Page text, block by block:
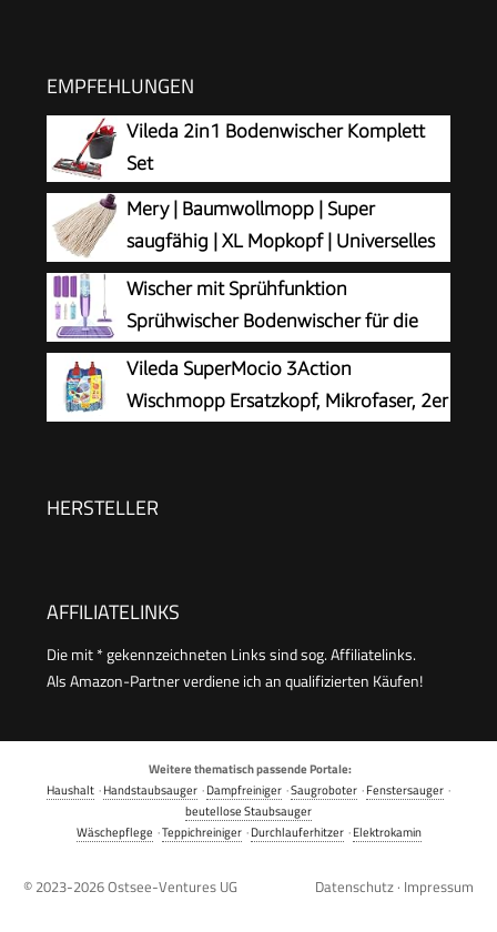
EMPFEHLUNGEN
Vileda 2in1 Bodenwischer Komplett
Set
Mery | Baumwollmopp | Super
saugfähig | XL Mopkopf | Universelles
Gewinde | Robuster Wischmopp |
Naturfarbe | 22 cm, Ekrü
Wischer mit Sprühfunktion
Sprühwischer Bodenwischer für die
Bodenreinigung
Vileda SuperMocio 3Action
Wischmopp Ersatzkopf, Mikrofaser, 2er
HERSTELLER
AFFILIATELINKS
Die mit * gekennzeichneten Links sind sog. Affiliatelinks.
Als Amazon-Partner verdiene ich an qualifizierten Käufen!
Weitere thematisch passende Portale:
Haushalt ·Handstaubsauger ·Dampfreiniger ·Saugroboter ·Fenstersauger ·
beutellose Staubsauger
Wäschepflege ·Teppichreiniger·Durchlauferhitzer·Elektrokamin
© 2023-2026Ostsee-Ventures UG Datenschutz · Impressum